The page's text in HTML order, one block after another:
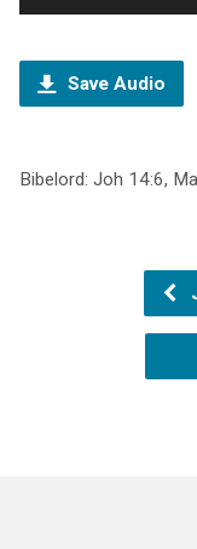
Save Audio
Bibelord: Joh 14:6,